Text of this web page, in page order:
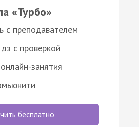
«Турбо»
с преподавателем
с проверкой
занятия
бесплатно